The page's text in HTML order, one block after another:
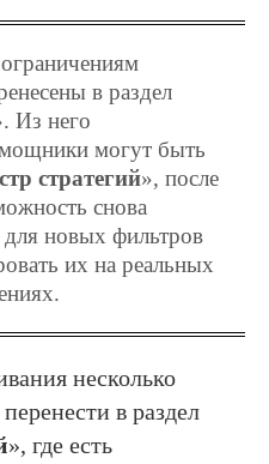
в раздел
Из него
могут быть
стратегий», после
снова
для новых фильтров
их на реальных
несколько
в раздел
», где есть